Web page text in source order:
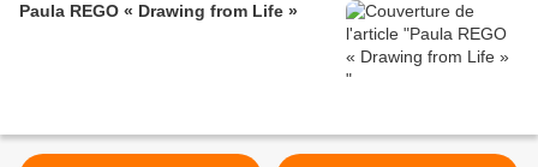
Paula REGO « Drawing from Life »